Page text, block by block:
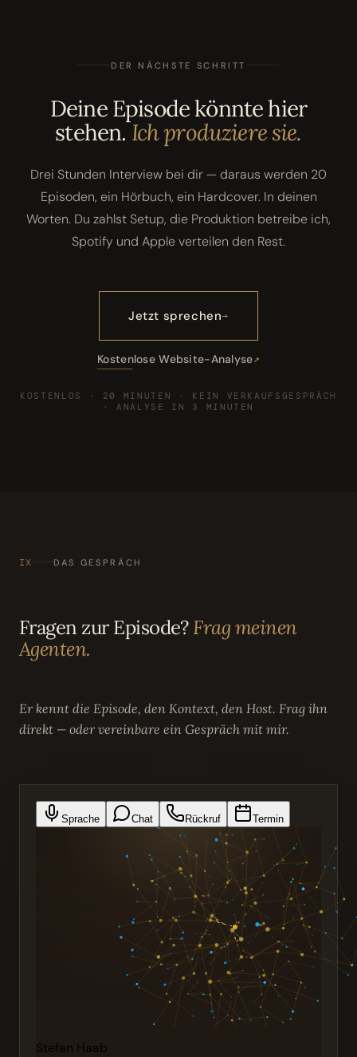
DER NÄCHSTE SCHRITT
Deine Episode könnte hier
stehen.Ich produziere sie.
Drei Stunden Interview bei dir — daraus werden 20
Episoden, ein Hörbuch, ein Hardcover. In deinen
Worten. Du zahlst Setup, die Produktion betreibe ich,
Spotify und Apple verteilen den Rest.
Jetzt sprechen
Kostenlose Website-Analyse
KOSTENLOS · 20 MINUTEN · KEIN VERKAUFSGESPRÄCH
· ANALYSE IN 3 MINUTEN
IX DAS GESPRÄCH
Fragen zur Episode?Frag meinen
Agenten.
Er kennt die Episode, den Kontext, den Host. Frag ihn
direkt — oder vereinbare ein Gespräch mit mir.
Sprache Chat Rückruf Termin
Stefan Haab